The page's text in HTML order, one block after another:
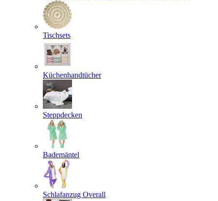
Tischsets
Küchenhandtücher
Steppdecken
Bademäntel
Schlafanzug Overall